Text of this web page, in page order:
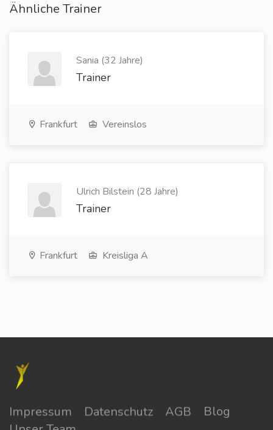
Ähnliche Trainer
Sania (32 Jahre)
Trainer
Frankfurt Vereinslos
Ulrich Bilstein (28 Jahre)
Trainer
Frankfurt Kreisliga A
Impressum Datenschutz AGB
Blog